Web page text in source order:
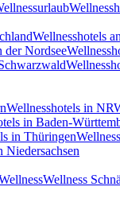
Wellnesshotels
der Nordsee
Wellnesshotels in
in Baden-
in Thüringen
Niedersachsen
Wellness